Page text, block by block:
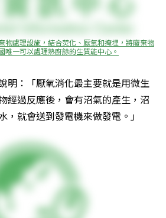
物處理設施，結合焚化、厭氧和掩埋，將廢棄物
唯一可以處理熟廚餘的生質能中心。
明：「厭氧消化最主要就是用微生
經過反應後，會有沼氣的產生，沼
，就會送到發電機來做發電。」